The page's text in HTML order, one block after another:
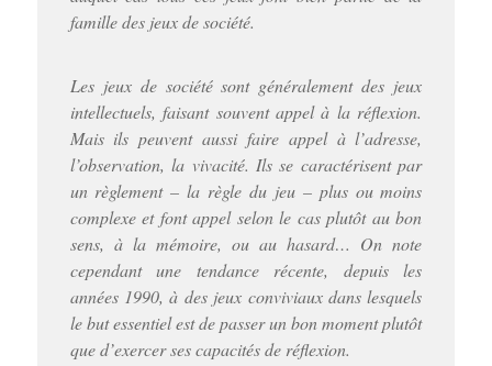
famille des jeux de société.
Les jeux de société sont généralement des jeux
intellectuels, faisant souvent appel à la réflexion.
Mais ils peuvent aussi faire appel à l’adresse,
l’observation, la vivacité. Ils se caractérisent par
un règlement – la règle du jeu – plus ou moins
complexe et font appel selon le cas plutôt au bon
sens, à la mémoire, ou au hasard… On note
cependant une tendance récente, depuis les
années 1990, à des jeux conviviaux dans lesquels
le but essentiel est de passer un bon moment plutôt
que d’exercer ses capacités de réflexion.